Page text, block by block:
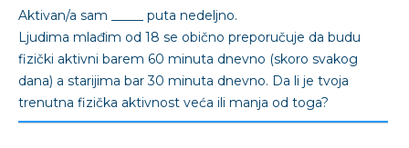
Aktivan/a sam _____ puta nedeljno.
Ljudima mlađim od 18 se obično preporučuje da budu
fizički aktivni barem 60 minuta dnevno (skoro svakog
dana) a starijima bar 30 minuta dnevno. Da li je tvoja
trenutna fizička aktivnost veća ili manja od toga?